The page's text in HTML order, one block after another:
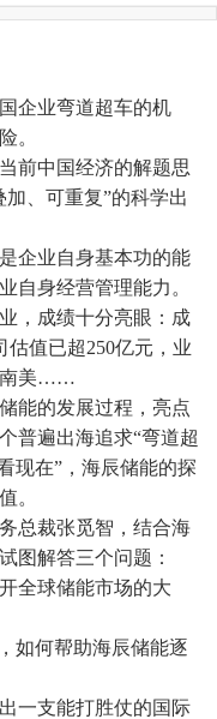
企业弯道超车的机
。
前中国经济的解题思
、可重复”的科学出
企业自身基本功的能
自身经营管理能力。
，成绩十分亮眼：成
估值已超250亿元，业
南美……
能的发展过程，亮点
普遍出海追求“弯道超
现在”，海辰储能的探
。
总裁张觅智，结合海
图解答三个问题：
全球储能市场的大
如何帮助海辰储能逐
一支能打胜仗的国际